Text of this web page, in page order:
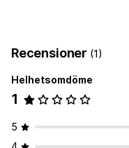
Recensioner (1)
Helhetsomdöme
1
5